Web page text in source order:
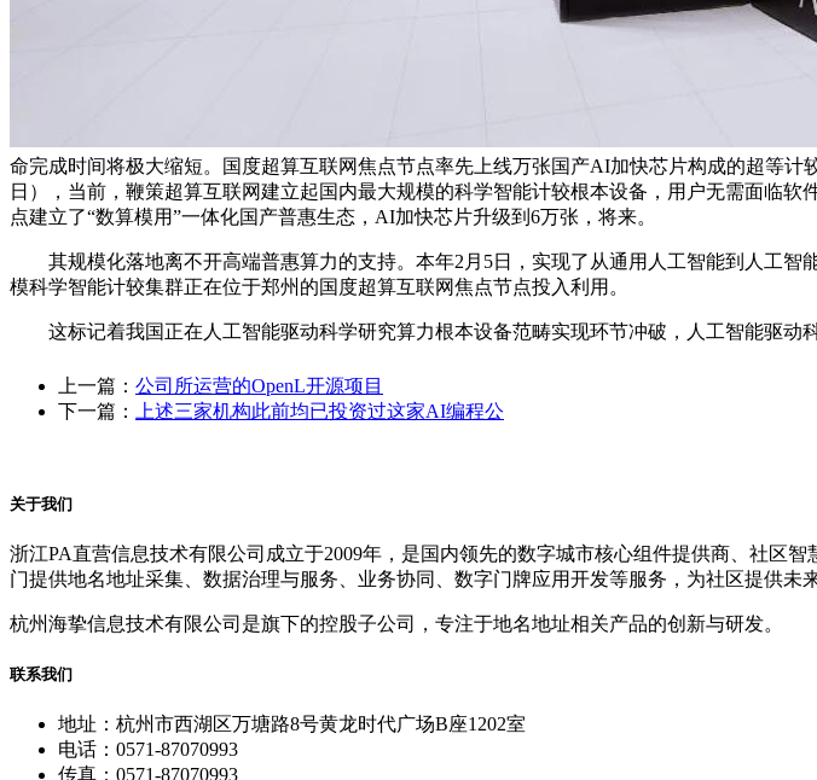
命完成时间将极大缩短。国度超算互联网焦点节点率先上线万张国产AI加快芯片构成的超等
日），当前，鞭策超算互联网建立起国内最大规模的科学智能计较根本设备，用户无需面临
点建立了“数算模用”一体化国产普惠生态，AI加快芯片升级到6万张，将来。
其规模化落地离不开高端普惠算力的支持。本年2月5日，实现了从通用人工智能到人工智
模科学智能计较集群正在位于郑州的国度超算互联网焦点节点投入利用。
这标记着我国正在人工智能驱动科学研究算力根本设备范畴实现环节冲破，人工智能驱动
上一篇： 公司所运营的OpenL开源项目
下一篇： 上述三家机构此前均已投资过这家AI编程公
关于我们
浙江PA直营信息技术有限公司成立于2009年，是国内领先的数字城市核心组件提供商、社区
门提供地名地址采集、数据治理与服务、业务协同、数字门牌应用开发等服务，为社区提供未
杭州海挚信息技术有限公司是旗下的控股子公司，专注于地名地址相关产品的创新与研发。
联系我们
地址：杭州市西湖区万塘路8号黄龙时代广场B座1202室
电话：0571-87070993
传真：0571-87070993